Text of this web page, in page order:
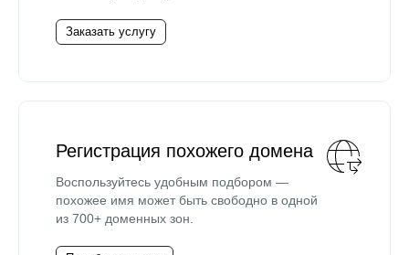
Заказать услугу
Регистрация похожего домена
Воспользуйтесь удобным подбором —
похожее имя может быть свободно в одной
из 700+ доменных зон.